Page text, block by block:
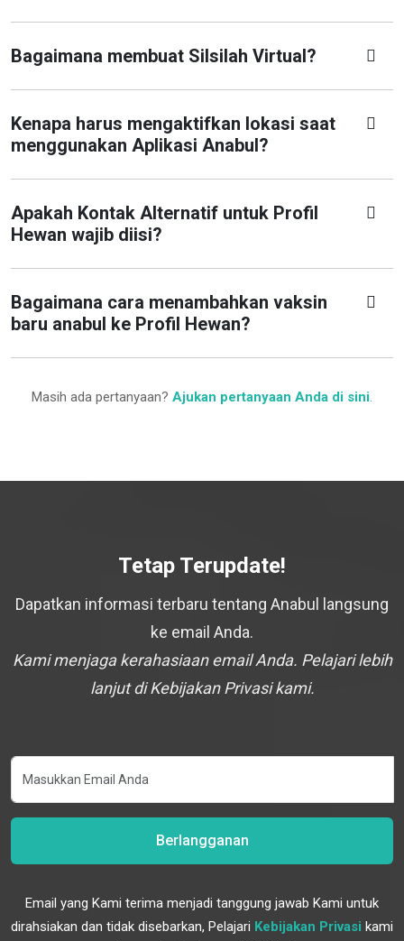
Bagaimana membuat Silsilah Virtual?
Kenapa harus mengaktifkan lokasi saat
menggunakan Aplikasi Anabul?
Apakah Kontak Alternatif untuk Profil
Hewan wajib diisi?
Bagaimana cara menambahkan vaksin
baru anabul ke Profil Hewan?
Masih ada pertanyaan? Ajukan pertanyaan Anda di sini.
Tetap Terupdate!
Dapatkan informasi terbaru tentang Anabul langsung
ke email Anda.
Kami menjaga kerahasiaan email Anda. Pelajari lebih
lanjut di Kebijakan Privasi kami.
Berlangganan
Email yang Kami terima menjadi tanggung jawab Kami untuk
dirahsiakan dan tidak disebarkan, Pelajari Kebijakan Privasi kami